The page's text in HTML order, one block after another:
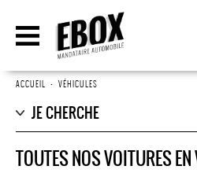
ACCUEIL • VÉHICULES
JE CHERCHE
TOUTES NOS VOITURES EN